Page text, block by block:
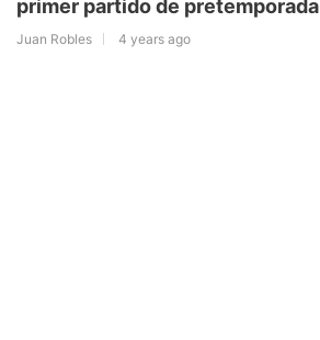
primer partido de pretemporada
Juan Robles 4 years ago